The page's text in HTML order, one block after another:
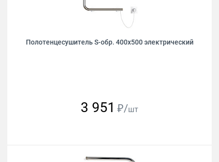
Полотенцесушитель S-обр. 400х500 электрический
3 951 ₽/шт